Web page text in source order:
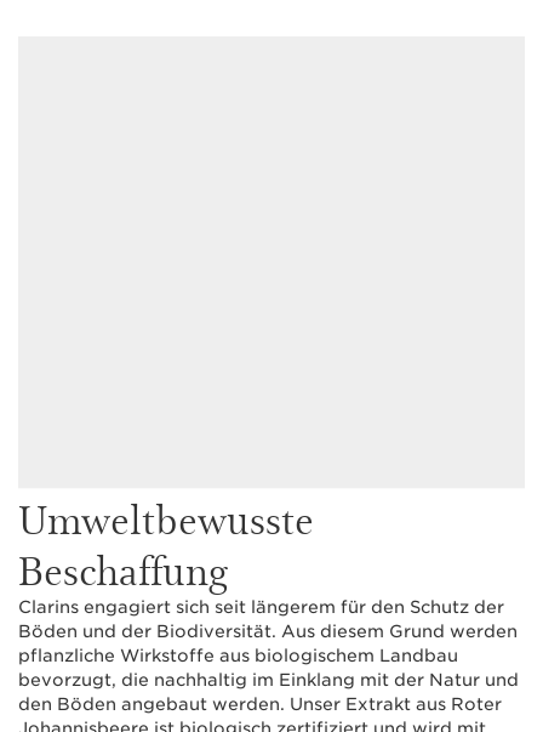
Umweltbewusste
Beschaffung
Clarins engagiert sich seit längerem für den Schutz der
Böden und der Biodiversität. Aus diesem Grund werden
pflanzliche Wirkstoffe aus biologischem Landbau
bevorzugt, die nachhaltig im Einklang mit der Natur und
den Böden angebaut werden. Unser Extrakt aus Roter